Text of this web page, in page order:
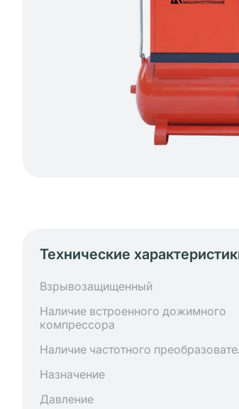
Технические
Взрывозащищенный
Наличие встроенного дожимного
компрессора
Наличие частотного
Назначение
Давление